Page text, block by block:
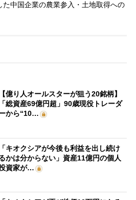
中国企業の農業参入・土地取得への
【億り人オールスターが狙う20銘柄】
「総資産69億円超」90歳現役トレーダ
から“10…
「キオクシアが今後も利益を出し続け
かは分からない」資産11億円の個人
資家が…